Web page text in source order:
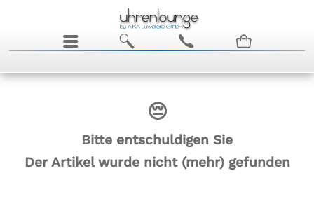
j b c n
😔
Bitte entschuldigen Sie
Der Artikel wurde nicht (mehr) gefunden